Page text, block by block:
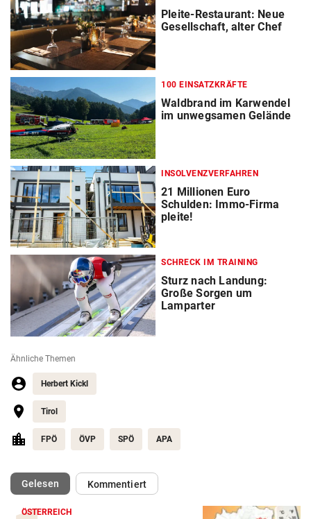
Pleite-Restaurant: Neue
Gesellschaft, alter Chef
100 EINSATZKRÄFTE
Waldbrand im Karwendel
im unwegsamen Gelände
INSOLVENZVERFAHREN
21 Millionen Euro
Schulden: Immo-Firma
pleite!
SCHRECK IM TRAINING
Sturz nach Landung:
Große Sorgen um
Lamparter
Ähnliche Themen
Herbert Kickl
Tirol
FPÖ ÖVP SPÖ APA
Gelesen(ausgewählt)Kommentiert
ÖSTERREICH